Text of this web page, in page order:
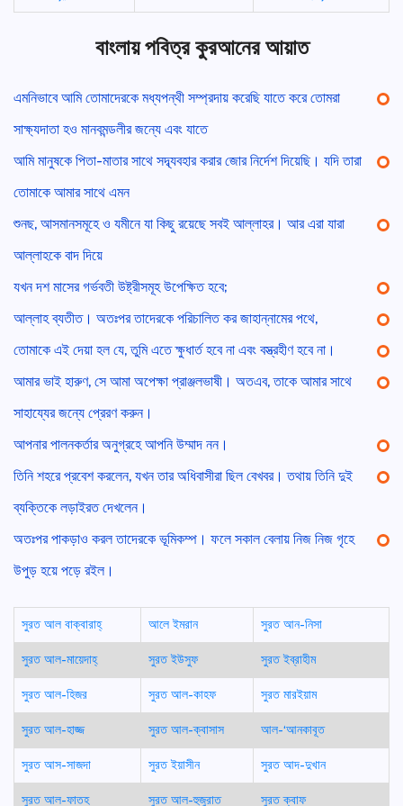
বাংলায় পবিত্র কুরআনের আয়াত
এমনিভাবে আমি তোমাদেরকে মধ্যপন্থী সম্প্রদায় করেছি যাতে করে তোমরা
সাক্ষ্যদাতা হও মানবমন্ডলীর জন্যে এবং যাতে
আমি মানুষকে পিতা-মাতার সাথে সদ্ব্যবহার করার জোর নির্দেশ দিয়েছি। যদি তারা
তোমাকে আমার সাথে এমন
শুনছ, আসমানসমূহে ও যমীনে যা কিছু রয়েছে সবই আল্লাহর। আর এরা যারা
আল্লাহকে বাদ দিয়ে
যখন দশ মাসের গর্ভবতী উষ্ট্রীসমূহ উপেক্ষিত হবে;
আল্লাহ ব্যতীত। অতঃপর তাদেরকে পরিচালিত কর জাহান্নামের পথে,
তোমাকে এই দেয়া হল যে, তুমি এতে ক্ষুধার্ত হবে না এবং বস্ত্রহীণ হবে না।
আমার ভাই হারুণ, সে আমা অপেক্ষা প্রাঞ্জলভাষী। অতএব, তাকে আমার সাথে
সাহায্যের জন্যে প্রেরণ করুন।
আপনার পালনকর্তার অনুগ্রহে আপনি উম্মাদ নন।
তিনি শহরে প্রবেশ করলেন, যখন তার অধিবাসীরা ছিল বেখবর। তথায় তিনি দুই
ব্যক্তিকে লড়াইরত দেখলেন।
অতঃপর পাকড়াও করল তাদেরকে ভূমিকম্প। ফলে সকাল বেলায় নিজ নিজ গৃহে
উপুড় হয়ে পড়ে রইল।
সুরত আল বাক্বারাহ্ আলে ইমরান
সুরত আন-নিসা
সুরত আল-মায়েদাহ্
সুরত ইউসুফ
সুরত ইব্রাহীম
সুরত আল-হিজর
সুরত আল-কাহফ
সুরত মারইয়াম
সুরত আল-হাজ্জ
সুরত আল-ক্বাসাস
আল-‘আনকাবূত
সুরত আস-সাজদা
সুরত ইয়াসীন
সুরত আদ-দুখান
সুরত আল-ফাতহ
সুরত আল-হুজুরাত সুরত ক্বাফ